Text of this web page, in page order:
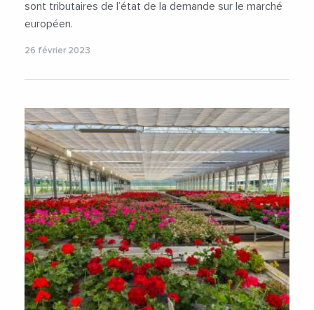
sont tributaires de l’état de la demande sur le marché
européen.
26 février 2023